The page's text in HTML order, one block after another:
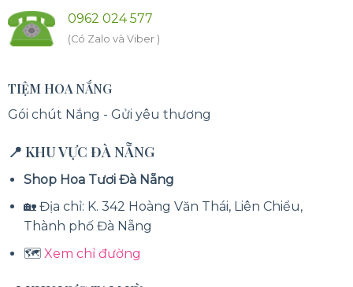
0962 024 577
(Có Zalo và Viber )
TIỆM HOA NẮNG
Gói chút Nắng - Gửi yêu thương
📍 KHU VỰC ĐÀ NẴNG
Shop Hoa Tươi Đà Nẵng
🏡 Địa chỉ: K. 342 Hoàng Văn Thái, Liên Chiểu,
Thành phố Đà Nẵng
🗺️Xem chỉ đường